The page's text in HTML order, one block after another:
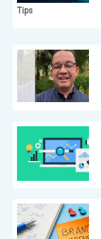
Tips